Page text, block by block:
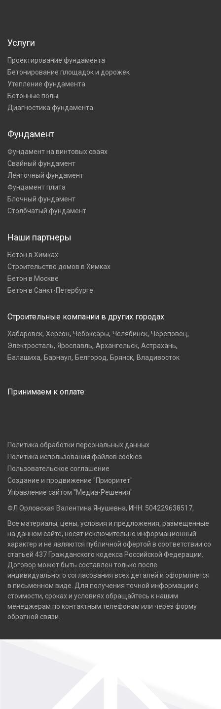
Услуги
Проектирование фундамента
Бетонирование площадок и дорожек
Утепление фундамента
Бетонные полы
Диагностика фундамента
Фундамент
Фундамент на винтовых сваях
Свайный фундамент
Ленточный фундамент
Фундамент плита
Блочный фундамент
Столбчатый фундамент
Наши партнеры
Бетон в Химках
Строительство домов в Химках
Бетон в Москве
Бетон в Санкт-Петербурге
Строительные компании в других городах
Хабаровск, Херсон, Чебоксары, Челябинск, Череповец,
Электросталь, Ярославль, Архангельск, Астрахань,
Балашиха, Барнаул, Белгород, Брянск, Владивосток
Принимаем к оплате:
Политика обработки персональных данных
Политика использования файлов cookies
Пользовательское соглашение
Создание и продвижение "Приоритет"
Управление сайтом "Медиа-Решения"
ФЛ Орловская Валентина Янушевна, ИНН: 504229638517,
Все материалы, цены, условия и предложения, размещенные
на данном сайте, носят исключительно информационный
характер и не являются публичной офертой в соответствии со
статьей 437 Гражданского кодекса Российской Федерации.
Договор может быть составлен только после
индивидуального согласования всех деталей и оформляется
в письменном виде. Для получения точной информации о
стоимости, сроках и условиях обращайтесь к нашим
менеджерам по контактным телефонам или через форму
обратной связи.